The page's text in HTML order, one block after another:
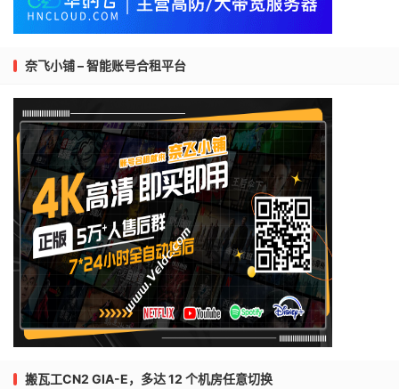
奈飞小铺 – 智能账号合租平台
搬瓦工CN2 GIA-E，多达 12 个机房任意切换